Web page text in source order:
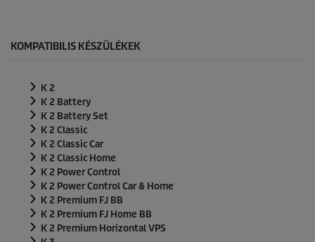
KOMPATIBILIS KÉSZÜLÉKEK
K 2
K 2 Battery
K 2 Battery Set
K 2 Classic
K 2 Classic Car
K 2 Classic Home
K 2 Power Control
K 2 Power Control Car & Home
K 2 Premium FJ BB
K 2 Premium FJ Home BB
K 2 Premium Horizontal VPS